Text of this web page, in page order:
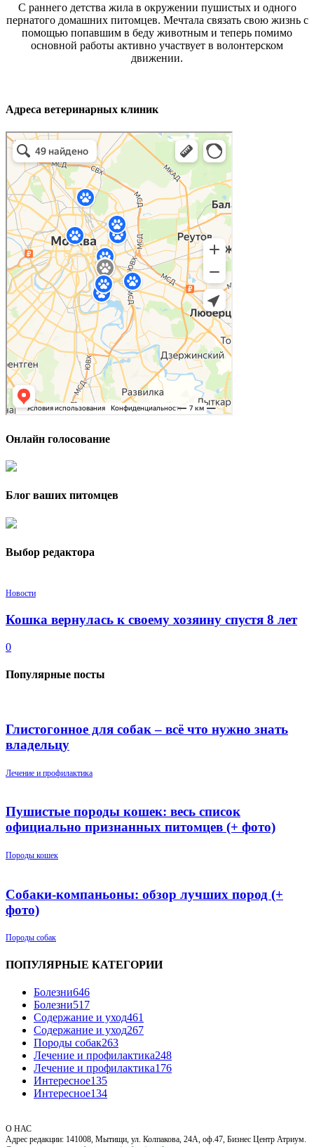
С раннего детства жила в окружении пушистых и одного
пернатого домашних питомцев. Мечтала связать свою жизнь с
помощью попавшим в беду животным и теперь помимо
основной работы активно участвует в волонтерском
движении.
Адреса ветеринарных клиник
Онлайн голосование
Блог ваших питомцев
Выбор редактора
Новости
Кошка вернулась к своему хозяину спустя 8 лет
0
Популярные посты
Глистогонное для собак – всё что нужно знать
владельцу
Лечение и профилактика
Пушистые породы кошек: весь список
официально признанных питомцев (+ фото)
Породы кошек
Собаки-компаньоны: обзор лучших пород (+
фото)
Породы собак
ПОПУЛЯРНЫЕ КАТЕГОРИИ
Болезни646
Болезни517
Содержание и уход461
Содержание и уход267
Породы собак263
Лечение и профилактика248
Лечение и профилактика176
Интересное135
Интересное134
О НАС
Адрес редакции: 141008, Мытищи, ул. Колпакова, 24А, оф.47, Бизнес Центр Атриум.